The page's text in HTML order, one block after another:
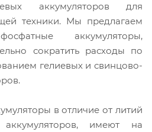
аккумуляторов для
техники. Мы предлагаем
аккумуляторы,
сократить расходы по
гелиевых и свинцово-
в отличие от литий
имеют на